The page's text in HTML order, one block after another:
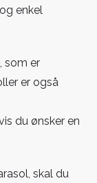
enkel
som er
er også
du ønsker en
skal du